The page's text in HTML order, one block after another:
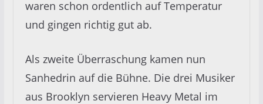
waren schon ordentlich auf Temperatur
und gingen richtig gut ab.
Als zweite Überraschung kamen nun
Sanhedrin auf die Bühne. Die drei Musiker
aus Brooklyn servieren Heavy Metal im